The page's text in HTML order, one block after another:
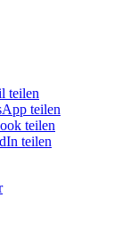
teilen
teilen
teilen
teilen